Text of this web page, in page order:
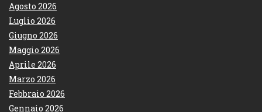
Agosto 2026
Luglio 2026
Giugno 2026
Maggio 2026
Aprile 2026
Marzo 2026
Febbraio 2026
Gennaio 2026